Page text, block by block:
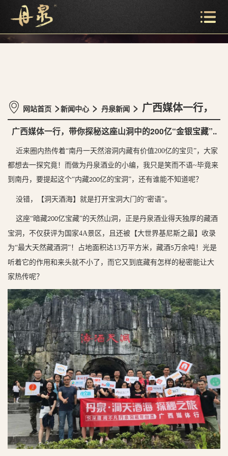
网站首页 >新闻中心> 丹泉新闻 > 广西媒体一行，
带你探秘这座山洞中的200亿“金银宝藏”..
广西媒体一行，带你探秘这座山洞中的200亿“金银宝藏”..
近来圈内热传着“南丹一天然溶洞内藏有价值200亿的宝贝”，大家
都想去一探究竟！ 而做为丹泉酒业的小编，我只是笑而不语~毕竟来
到南丹，要提起这个“内藏200亿的宝洞”，还有谁能不知道呢？
没错，【洞天酒海】就是打开宝洞大门的“密语”。
这座“暗藏200亿宝藏”的天然山洞，正是丹泉酒业得天独厚的藏酒
宝洞，不仅获评为 国家4A景区 ，且还被【大世界基尼斯之最】收录
为“最大天然藏酒洞”！ 占地面积达13万平方米，藏酒5万余吨！ 光是
听着它的作用和来头就不小了，而它又到底藏有怎样的秘密能让大
家热传呢？